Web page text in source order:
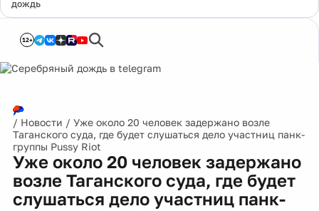
дождь
12+
/ Новости / Уже около 20 человек задержано возле
Таганского суда, где будет слушаться дело участниц панк-
группы Pussy Riot
Уже около 20 человек задержано
возле Таганского суда, где будет
слушаться дело участниц панк-